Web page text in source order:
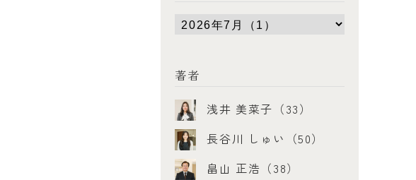
著者
浅井 美菜子（33）
長谷川 しゅい（50）
畠山 正浩（38）